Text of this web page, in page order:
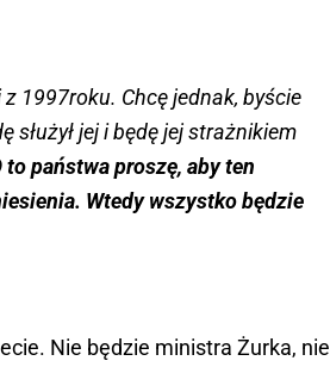
1997roku. Chcę jednak, byście
służył jej i będę jej strażnikiem
to państwa proszę, aby ten
Wtedy wszystko będzie
Nie będzie ministra Żurka, nie